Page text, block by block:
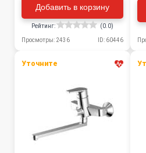
Добавить в корзину
Рейтинг: (0.0)
Просмотры: 2436 ID: 60446
Уточните